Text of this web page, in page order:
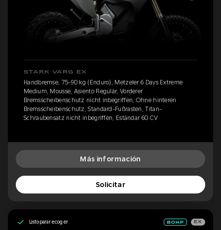
STARK VARG EX
Handbremse, 75-90 kg (Enduro), Metzeler 6 Days Extreme
Medium, Mousse, Asiento Regulär, Vorderer
Bremsscheibenschutz nicht inbegriffen, Ohne hinteren
Bremsscheibenschutz, Standard-Fußrasten, Titan-
Schraubensatz nicht inbegriffen, Estándar 60 CV
Más información
Solicitar
Listo para recoger EX